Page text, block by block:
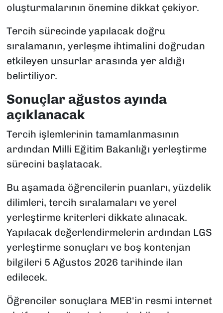
oluşturmalarının önemine dikkat çekiyor.
Tercih sürecinde yapılacak doğru
sıralamanın, yerleşme ihtimalini doğrudan
etkileyen unsurlar arasında yer aldığı
belirtiliyor.
Sonuçlar ağustos ayında
açıklanacak
Tercih işlemlerinin tamamlanmasının
ardından Milli Eğitim Bakanlığı yerleştirme
sürecini başlatacak.
Bu aşamada öğrencilerin puanları, yüzdelik
dilimleri, tercih sıralamaları ve yerel
yerleştirme kriterleri dikkate alınacak.
Yapılacak değerlendirmelerin ardından LGS
yerleştirme sonuçları ve boş kontenjan
bilgileri 5 Ağustos 2026 tarihinde ilan
edilecek.
Öğrenciler sonuçlara MEB'in resmi internet